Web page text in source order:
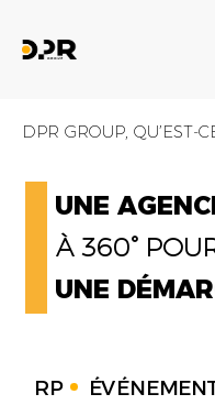
DPR GROUP, QU’EST-
UNE
À 360°
UNE
RP